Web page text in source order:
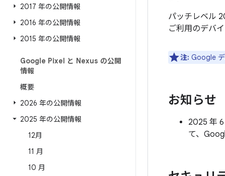
2017 年の公開情報
2016 年の公開情報
2015 年の公開情報
Google Pixel と Nexus の公開
情報
概要
2026 年の公開情報
2025 年の公開情報
12月
11 月
10 月
パッチレベル
ご利用のデバ
注: Google デ
お知らせ
2025 年
て、